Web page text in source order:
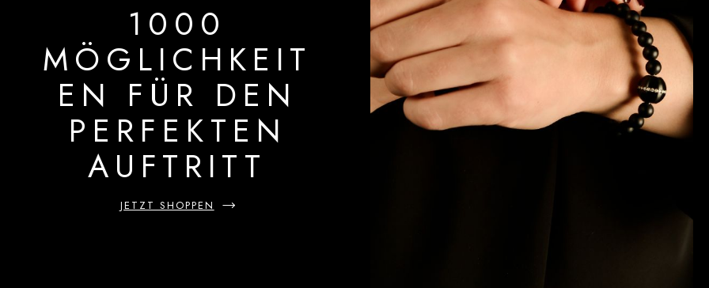
1000
MÖGLICHKEIT
EN FÜR DEN
PERFEKTEN
AUFTRITT
JETZT SHOPPEN